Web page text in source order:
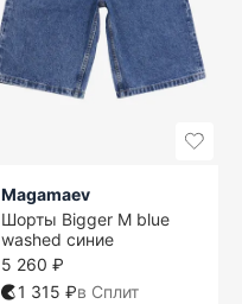
Magamaev
Шорты Bigger M blue
washed синие
5 260 ₽
1 315 ₽в Сплит